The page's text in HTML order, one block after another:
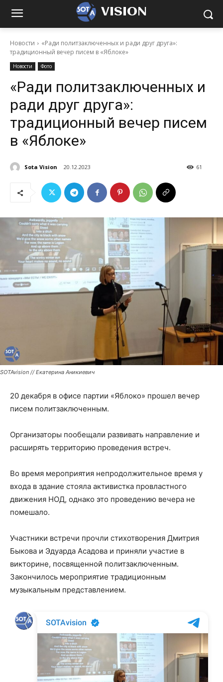
VISION
Новости
«Ради политзаключенных и ради друг друга»:
традиционный вечер писем в «Яблоке»
Новости Фото
«Ради политзаключенных и
ради друг друга»:
традиционный вечер писем
в «Яблоке»
Sota Vision 20.12.2023 61
SOTAvision // Екатерина Аникиевич
20 декабря в офисе партии «Яблоко» прошел вечер
писем политзаключенным.
Организаторы пообещали развивать направление и
расширять территорию проведения встреч.
Во время мероприятия непродолжительное время у
входа в здание стояла активистка провластного
движения НОД, однако это проведению вечера не
помешало.
Участники встречи прочли стихотворения Дмитрия
Быкова и Эдуарда Асадова и приняли участие в
викторине, посвященной политзаключенным.
Закончилось мероприятие традиционным
музыкальным представлением.